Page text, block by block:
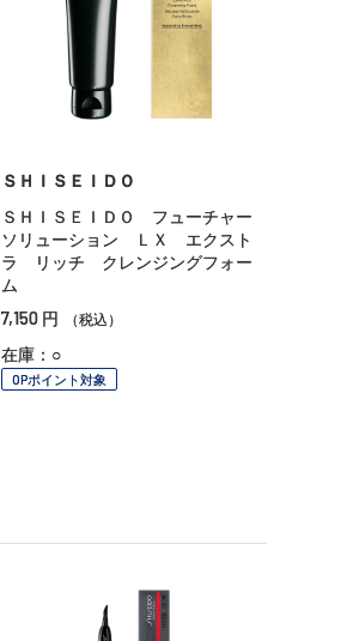
ＳＨＩＳＥＩＤＯ
ＳＨＩＳＥＩＤＯ フューチャー
ソリューション ＬＸ エクスト
ラ リッチ クレンジングフォー
ム
7,150 円 （税込）
在庫：○
OPポイント対象